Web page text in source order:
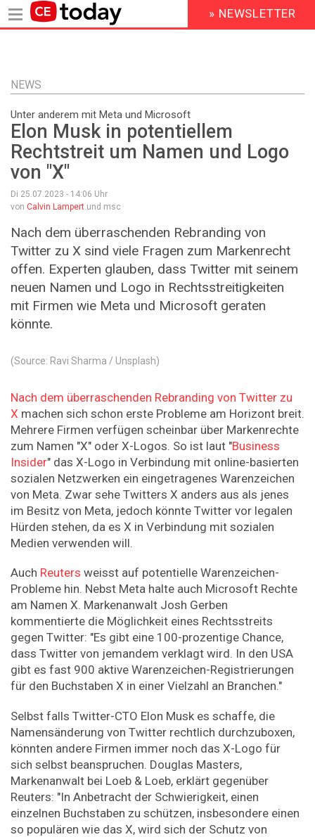
Inhalt
HEADER
MENU
» NEWSLETTER
NEWS
Unter anderem mit Meta und Microsoft
Elon Musk in potentiellem
Rechtstreit um Namen und Logo
von "X"
Di 25.07.2023 - 14:06 Uhr
von Calvin Lampert und msc
Nach dem überraschenden Rebranding von
Twitter zu X sind viele Fragen zum Markenrecht
offen. Experten glauben, dass Twitter mit seinem
neuen Namen und Logo in Rechtsstreitigkeiten
mit Firmen wie Meta und Microsoft geraten
könnte.
(Source: Ravi Sharma / Unsplash)
Nach dem überraschenden Rebranding von Twitter zu
X machen sich schon erste Probleme am Horizont breit.
Mehrere Firmen verfügen scheinbar über Markenrechte
zum Namen "X" oder X-Logos. So ist laut "Business
Insider" das X-Logo in Verbindung mit online-basierten
sozialen Netzwerken ein eingetragenes Warenzeichen
von Meta. Zwar sehe Twitters X anders aus als jenes
im Besitz von Meta, jedoch könnte Twitter vor legalen
Hürden stehen, da es X in Verbindung mit sozialen
Medien verwenden will.
Auch Reuters weisst auf potentielle Warenzeichen-
Probleme hin. Nebst Meta halte auch Microsoft Rechte
am Namen X. Markenanwalt Josh Gerben
kommentierte die Möglichkeit eines Rechtsstreits
gegen Twitter: "Es gibt eine 100-prozentige Chance,
dass Twitter von jemandem verklagt wird. In den USA
gibt es fast 900 aktive Warenzeichen-Registrierungen
für den Buchstaben X in einer Vielzahl an Branchen."
Selbst falls Twitter-CTO Elon Musk es schaffe, die
Namensänderung von Twitter rechtlich durchzuboxen,
könnten andere Firmen immer noch das X-Logo für
sich selbst beanspruchen. Douglas Masters,
Markenanwalt bei Loeb & Loeb, erklärt gegenüber
Reuters: "In Anbetracht der Schwierigkeit, einen
einzelnen Buchstaben zu schützen, insbesondere einen
so populären wie das X, wird sich der Schutz von